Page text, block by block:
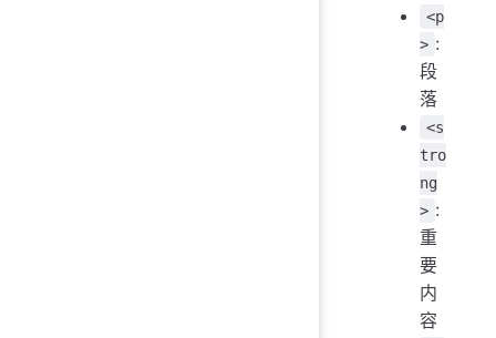
<p
> :
段
落
<s
tro
ng
> :
重
要
内
容